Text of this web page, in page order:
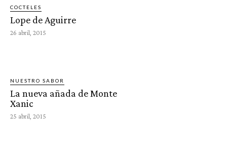
COCTELES
Lope de Aguirre
26 abril, 2015
NUESTRO SABOR
La nueva añada de Monte
Xanic
25 abril, 2015